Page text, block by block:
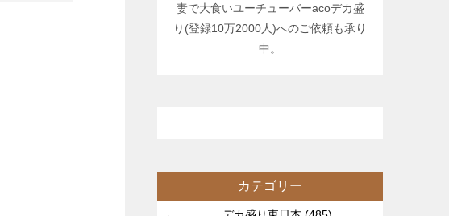
妻で大食いユーチューバーacoデカ盛
り(登録10万2000人)へのご依頼も承り
中。
カテゴリー